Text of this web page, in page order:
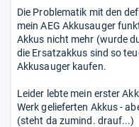
Die Problematik mit den
mein AEG Akkusauger
Akkus nicht mehr (wurde
die Ersatzakkus sind so
Akkusauger kaufen.
Leider lebte mein erster
Werk gelieferten Akkus -
(steht da zumind. drauf...)